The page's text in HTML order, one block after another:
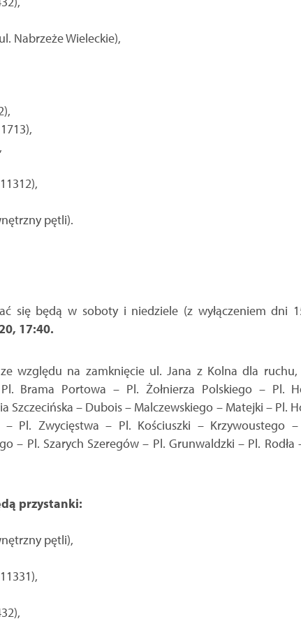
Nabrzeże Wieleckie),
pętli).
się będą w soboty i niedziele (z wyłączeniem dni
17:40.
ze względu na zamknięcie ul. Jana z Kolna dla
Brama Portowa – Pl. Żołnierza Polskiego – Pl.
Szczecińska – Dubois – Malczewskiego – Matejki – Pl.
Pl. Zwycięstwa – Pl. Kościuszki – Krzywoustego
– Pl. Szarych Szeregów – Pl. Grunwaldzki – Pl. Rodła
przystanki:
pętli),